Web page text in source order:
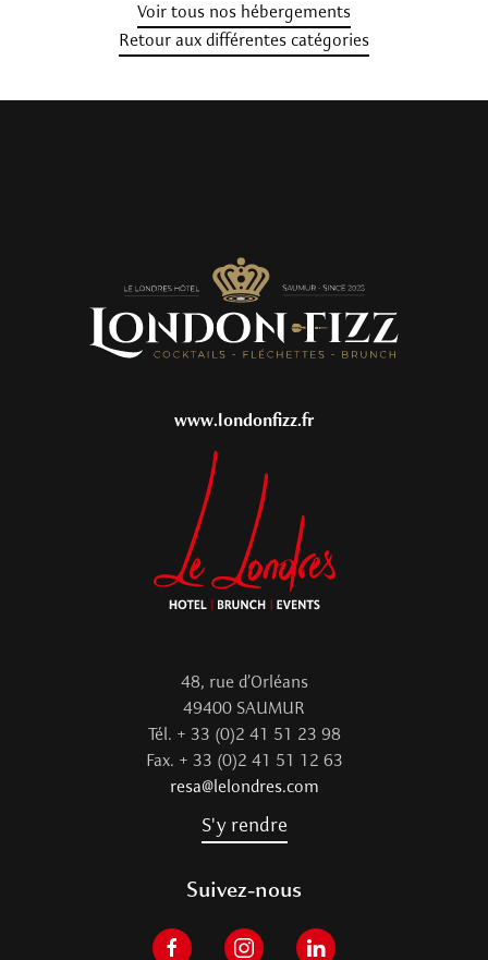
Voir tous nos hébergements
Retour aux différentes catégories
www.londonfizz.fr
48, rue d’Orléans
49400 SAUMUR
Tél. + 33 (0)2 41 51 23 98
Fax. + 33 (0)2 41 51 12 63
resa@lelondres.com
S'y rendre
Suivez-nous